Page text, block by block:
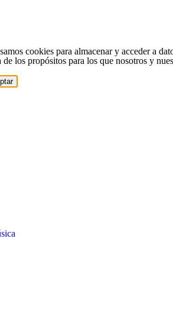
cookies para almacenar y acceder a
de los propósitos para los que nosotros y